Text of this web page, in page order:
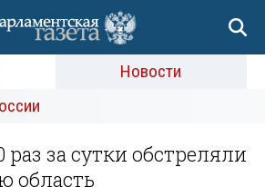
Новости
за сутки обстреляли
область